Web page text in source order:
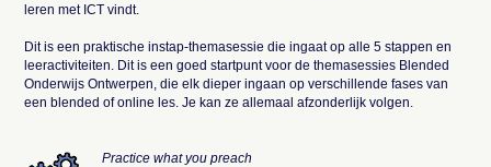
leren met ICT vindt.
Dit is een praktische instap-themasessie die ingaat op alle 5 stappen en
leeractiviteiten. Dit is een goed startpunt voor de themasessies Blended
Onderwijs Ontwerpen, die elk dieper ingaan op verschillende fases van
een blended of online les. Je kan ze allemaal afzonderlijk volgen.
Practice what you preach